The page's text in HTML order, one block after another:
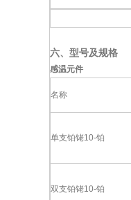
六、型号及规格
感温元件
名称
单支铂铑10-铂
双支铂铑10-铂